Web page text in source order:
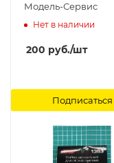
Модель-Сервис
Нет в наличии
200 руб./шт
Подписаться